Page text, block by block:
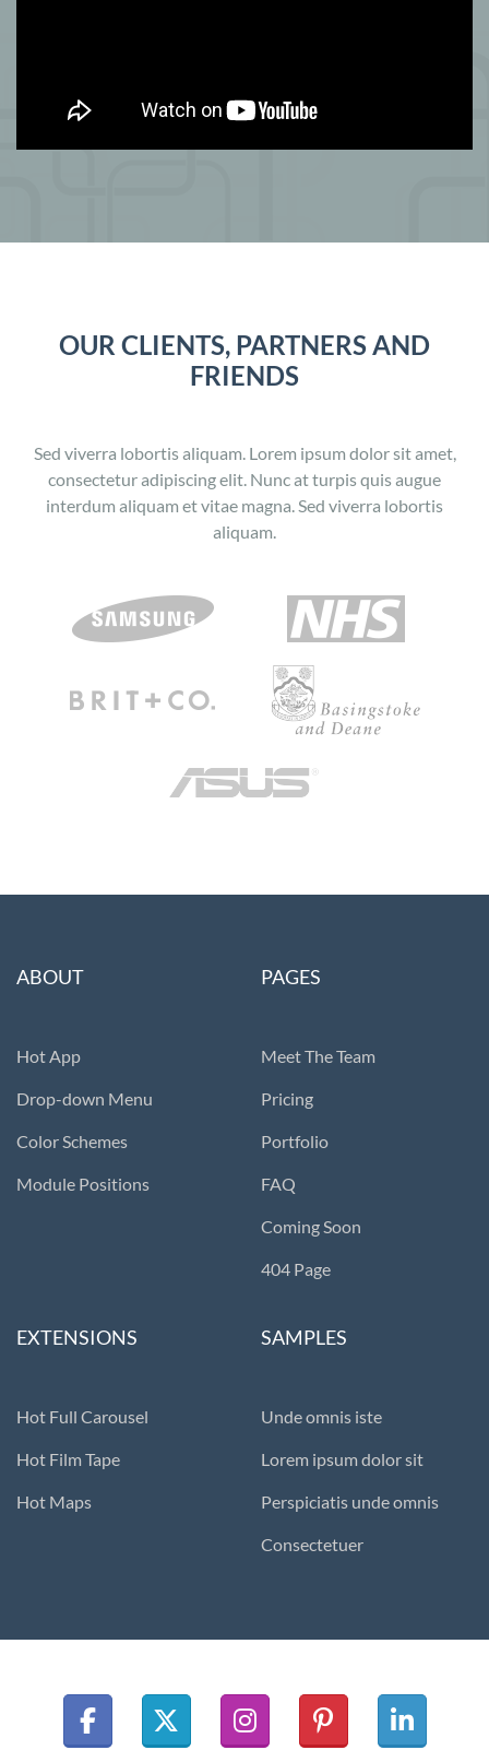
OUR CLIENTS, PARTNERS AND
FRIENDS
Sed viverra lobortis aliquam. Lorem ipsum dolor sit amet,
consectetur adipiscing elit. Nunc at turpis quis augue
interdum aliquam et vitae magna. Sed viverra lobortis
aliquam.
ABOUT
Hot App
Drop-down Menu
Color Schemes
Module Positions
PAGES
Meet The Team
Pricing
Portfolio
FAQ
Coming Soon
404 Page
EXTENSIONS
Hot Full Carousel
Hot Film Tape
Hot Maps
SAMPLES
Unde omnis iste
Lorem ipsum dolor sit
Perspiciatis unde omnis
Consectetuer